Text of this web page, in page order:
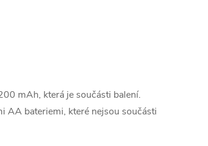
mAh, která je součásti balení.
AA bateriemi, které nejsou součásti